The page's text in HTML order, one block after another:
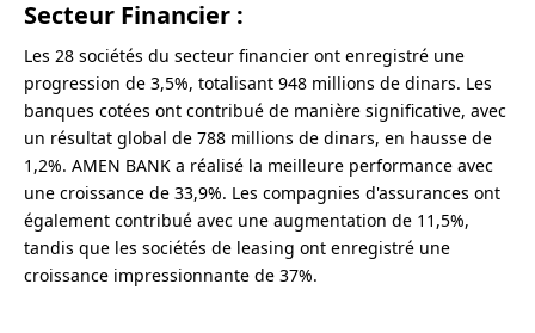
Secteur Financier :
Les 28 sociétés du secteur financier ont enregistré une
progression de 3,5%, totalisant 948 millions de dinars. Les
banques cotées ont contribué de manière significative, avec
un résultat global de 788 millions de dinars, en hausse de
1,2%. AMEN BANK a réalisé la meilleure performance avec
une croissance de 33,9%. Les compagnies d'assurances ont
également contribué avec une augmentation de 11,5%,
tandis que les sociétés de leasing ont enregistré une
croissance impressionnante de 37%.